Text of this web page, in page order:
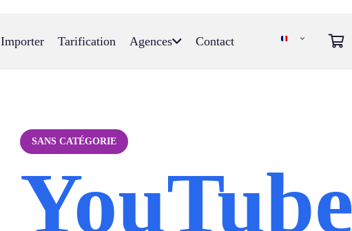
Importer Tarification Agences Contact
SANS CATÉGORIE
YouTube